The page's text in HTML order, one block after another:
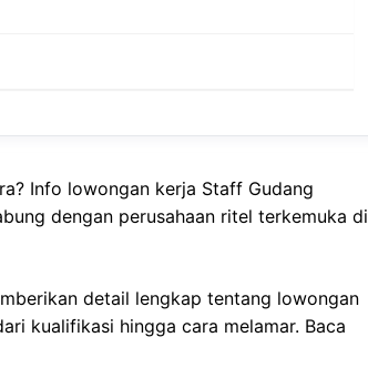
Info lowongan kerja Staff Gudang
dengan perusahaan ritel terkemuka di
detail lengkap tentang lowongan
kualifikasi hingga cara melamar. Baca